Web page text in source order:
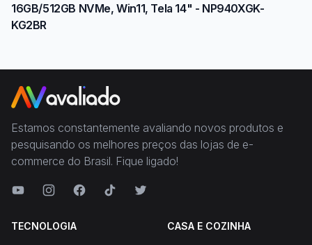
16GB/512GB NVMe, Win11, Tela 14" - NP940XGK-
KG2BR
Estamos constantemente avaliando novos produtos e
pesquisando os melhores preços das lojas de e-
commerce do Brasil. Fique ligado!
TECNOLOGIA CASA E COZINHA